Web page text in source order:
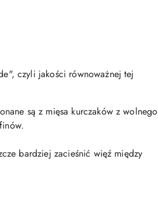
czyli jakości równoważnej tej
są z mięsa kurczaków z wolnego
bardziej zacieśnić więź między